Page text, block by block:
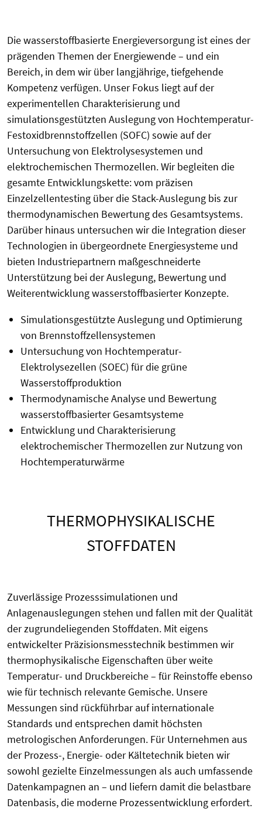
Die wasserstoffbasierte Energieversorgung ist eines der
prägenden Themen der Energiewende – und ein
Bereich, in dem wir über langjährige, tiefgehende
Kompetenz verfügen. Unser Fokus liegt auf der
experimentellen Charakterisierung und
simulationsgestützten Auslegung von Hochtemperatur-
Festoxidbrennstoffzellen (SOFC) sowie auf der
Untersuchung von Elektrolysesystemen und
elektrochemischen Thermozellen. Wir begleiten die
gesamte Entwicklungskette: vom präzisen
Einzelzellentesting über die Stack-Auslegung bis zur
thermodynamischen Bewertung des Gesamtsystems.
Darüber hinaus untersuchen wir die Integration dieser
Technologien in übergeordnete Energiesysteme und
bieten Industriepartnern maßgeschneiderte
Unterstützung bei der Auslegung, Bewertung und
Weiterentwicklung wasserstoffbasierter Konzepte.
Simulationsgestützte Auslegung und Optimierung
von Brennstoffzellensystemen
Untersuchung von Hochtemperatur-
Elektrolysezellen (SOEC) für die grüne
Wasserstoffproduktion
Thermodynamische Analyse und Bewertung
wasserstoffbasierter Gesamtsysteme
Entwicklung und Charakterisierung
elektrochemischer Thermozellen zur Nutzung von
Hochtemperaturwärme
THERMOPHYSIKALISCHE
STOFFDATEN
Zuverlässige Prozesssimulationen und
Anlagenauslegungen stehen und fallen mit der Qualität
der zugrundeliegenden Stoffdaten. Mit eigens
entwickelter Präzisionsmesstechnik bestimmen wir
thermophysikalische Eigenschaften über weite
Temperatur- und Druckbereiche – für Reinstoffe ebenso
wie für technisch relevante Gemische. Unsere
Messungen sind rückführbar auf internationale
Standards und entsprechen damit höchsten
metrologischen Anforderungen. Für Unternehmen aus
der Prozess-, Energie- oder Kältetechnik bieten wir
sowohl gezielte Einzelmessungen als auch umfassende
Datenkampagnen an – und liefern damit die belastbare
Datenbasis, die moderne Prozessentwicklung erfordert.